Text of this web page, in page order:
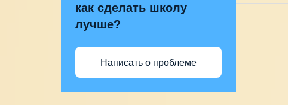
как сделать школу
лучше?
Написать о проблеме